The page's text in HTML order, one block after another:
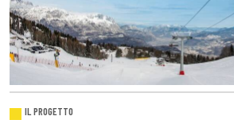
IL PROGETTO